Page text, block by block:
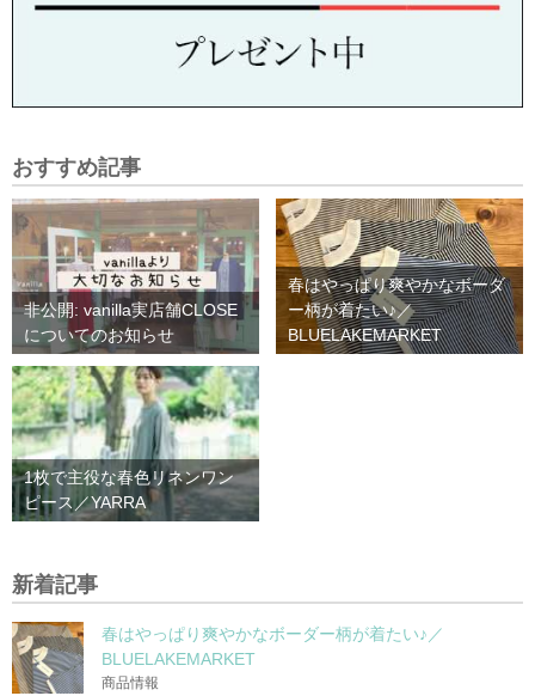
おすすめ記事
非公開: vanilla実店舗CLOSE
についてのお知らせ
春はやっぱり爽やかなボーダ
ー柄が着たい♪／
BLUELAKEMARKET
1枚で主役な春色リネンワン
ピース／YARRA
新着記事
春はやっぱり爽やかなボーダー柄が着たい♪／
BLUELAKEMARKET
商品情報